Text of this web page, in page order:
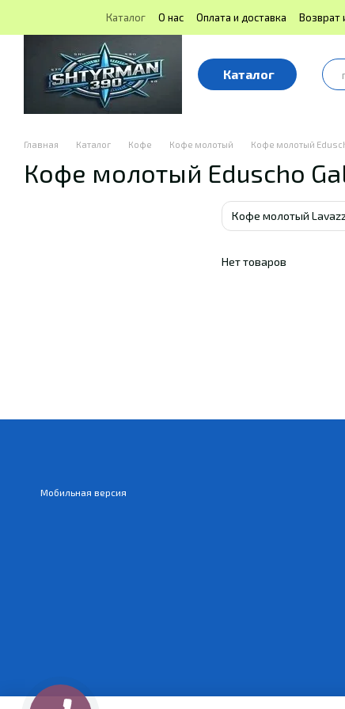
Перейти к основному контенту
Каталог О нас Оплата и доставка Возврат
Блог | Shtyrman390
Публичная оферта
Каталог
Главная Каталог Кофе Кофе молотый Кофе молотый
Кофе молотый Eduscho
Кофе молотый
Нет товаров
Мобильная версия